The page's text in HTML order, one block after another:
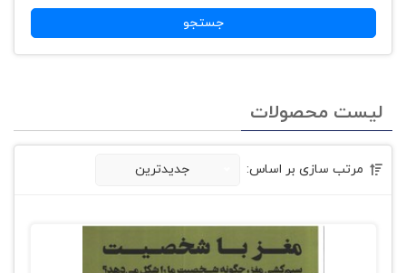
جستجو
لیست محصولات
مرتب سازی بر اساس: جدیدترین